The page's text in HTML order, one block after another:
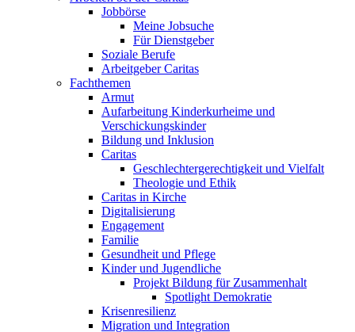
Jobbörse
Meine Jobsuche
Für Dienstgeber
Soziale Berufe
Arbeitgeber Caritas
Fachthemen
Armut
Aufarbeitung Kinderkurheime und
Verschickungskinder
Bildung und Inklusion
Caritas
Geschlechtergerechtigkeit und Vielfalt
Theologie und Ethik
Caritas in Kirche
Digitalisierung
Engagement
Familie
Gesundheit und Pflege
Kinder und Jugendliche
Projekt Bildung für Zusammenhalt
Spotlight Demokratie
Krisenresilienz
Migration und Integration